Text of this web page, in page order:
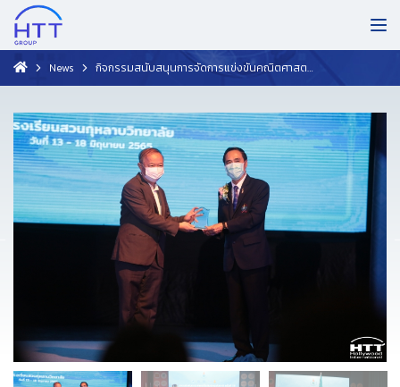
News กิจกรรมสนับสนุนการจัดการแข่งขันคณิตศาสตร์และดาราศาสตร์โอลิมปิกระดับชาติ